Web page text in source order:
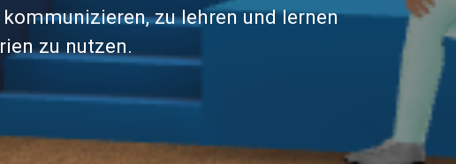
zu lehren und lernen
zu nutzen.